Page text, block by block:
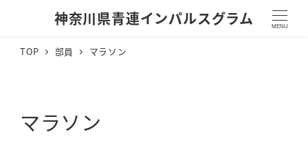
神奈川県青連インパルスグラム MENU
TOP 部員 マラソン
マラソン